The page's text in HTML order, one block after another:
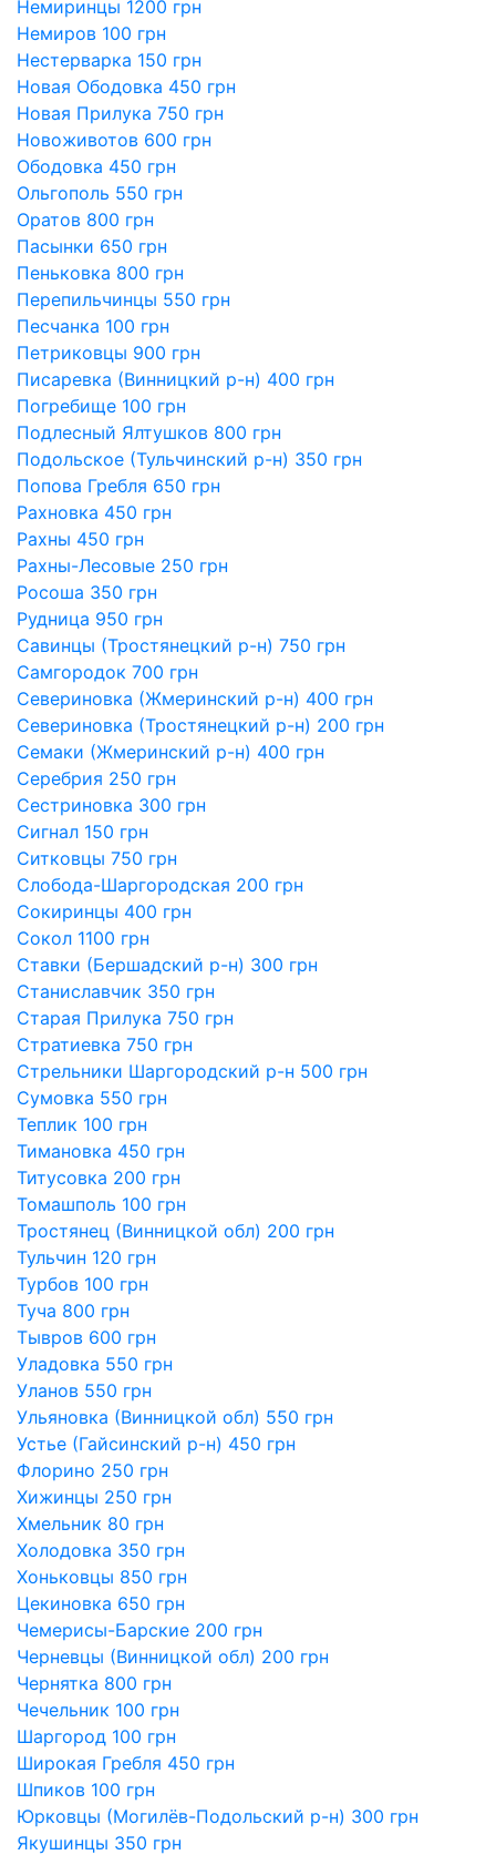
Немиринцы 1200 грн
Немиров 100 грн
Нестерварка 150 грн
Новая Ободовка 450 грн
Новая Прилука 750 грн
Новоживотов 600 грн
Ободовка 450 грн
Ольгополь 550 грн
Оратов 800 грн
Пасынки 650 грн
Пеньковка 800 грн
Перепильчинцы 550 грн
Песчанка 100 грн
Петриковцы 900 грн
Писаревка (Винницкий р-н) 400 грн
Погребище 100 грн
Подлесный Ялтушков 800 грн
Подольское (Тульчинский р-н) 350 грн
Попова Гребля 650 грн
Рахновка 450 грн
Рахны 450 грн
Рахны-Лесовые 250 грн
Росоша 350 грн
Рудница 950 грн
Савинцы (Тростянецкий р-н) 750 грн
Самгородок 700 грн
Севериновка (Жмеринский р-н) 400 грн
Севериновка (Тростянецкий р-н) 200 грн
Семаки (Жмеринский р-н) 400 грн
Серебрия 250 грн
Сестриновка 300 грн
Сигнал 150 грн
Ситковцы 750 грн
Слобода-Шаргородская 200 грн
Сокиринцы 400 грн
Сокол 1100 грн
Ставки (Бершадский р-н) 300 грн
Станиславчик 350 грн
Старая Прилука 750 грн
Стратиевка 750 грн
Стрельники Шаргородский р-н 500 грн
Сумовка 550 грн
Теплик 100 грн
Тимановка 450 грн
Титусовка 200 грн
Томашполь 100 грн
Тростянец (Винницкой обл) 200 грн
Тульчин 120 грн
Турбов 100 грн
Туча 800 грн
Тывров 600 грн
Уладовка 550 грн
Уланов 550 грн
Ульяновка (Винницкой обл) 550 грн
Устье (Гайсинский р-н) 450 грн
Флорино 250 грн
Хижинцы 250 грн
Хмельник 80 грн
Холодовка 350 грн
Хоньковцы 850 грн
Цекиновка 650 грн
Чемерисы-Барские 200 грн
Черневцы (Винницкой обл) 200 грн
Чернятка 800 грн
Чечельник 100 грн
Шаргород 100 грн
Широкая Гребля 450 грн
Шпиков 100 грн
Юрковцы (Могилёв-Подольский р-н) 300 грн
Якушинцы 350 грн